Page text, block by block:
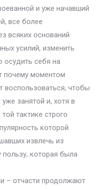
и уже начавший
все более
всяких оснований
усилий, изменить
осудить себя на
почему моментом
воспользоваться, чтобы
занятой и, хотя в
тактике строго
которой
извлечь из
пользу, которая была
– отчасти продолжают